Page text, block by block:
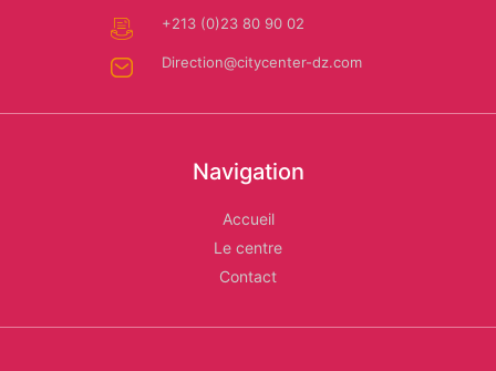
d'Alger
+213 (0)23 80 90 02
Direction@citycenter-dz.com
Navigation
Accueil
Le centre
Contact